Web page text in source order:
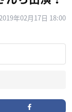
年02月17日 18:00